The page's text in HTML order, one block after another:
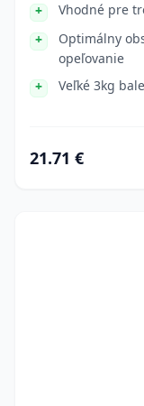
Vhodné pre
Optimálny
opeľovanie
Veľké 3kg
21.71 €